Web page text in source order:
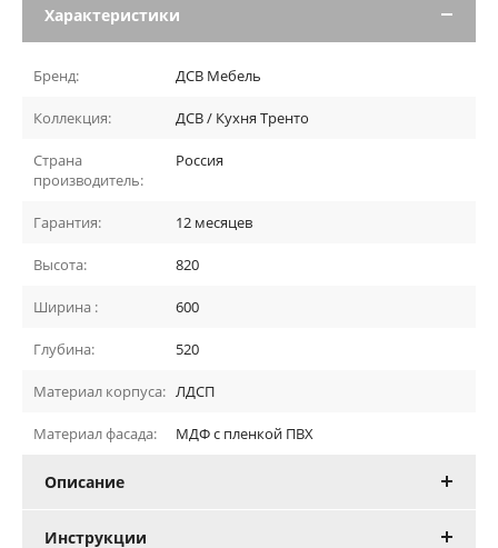
Характеристики
Бренд: ДСВ Мебель
Коллекция: ДСВ / Кухня Тренто
Страна
производитель:
Россия
Гарантия: 12 месяцев
Высота: 820
Ширина : 600
Глубина: 520
Материал корпуса: ЛДСП
Материал фасада: МДФ с пленкой ПВХ
Описание
Инструкции